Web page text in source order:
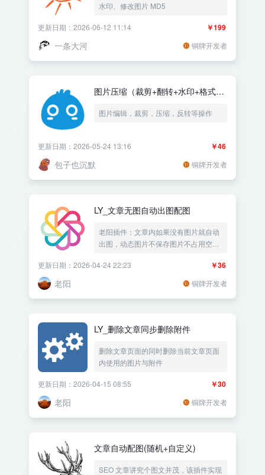
水印、修改图片 MD5
￥199
更新日期：2026-06-12 11:14
一条大河 铜牌开发者
图片压缩（裁剪+翻转+水印+格式转
图片编辑，裁剪，压缩，反转等操作
￥46
更新日期：2026-05-24 13:16
包子也沉默 铜牌开发者
LY_文章无图自动出图配图
老阳插件：文章内如果没有图片就自动
出图，动态图片不保存图片不占用空
自动配图，上传多张图片随机显示自定
义背景图片加上标题水印，支持不同分
类文章使用不同的背景多图片
￥36
更新日期：2026-04-24 22:23
老阳 铜牌开发者
LY_删除文章同步删除附件
删除文章页面的同时删除当前文章页面
内使用的图片与附件
￥30
更新日期：2026-04-15 08:55
老阳 铜牌开发者
文章自动配图(随机+自定义)
SEO 文章讲究个图文并茂，该插件实现